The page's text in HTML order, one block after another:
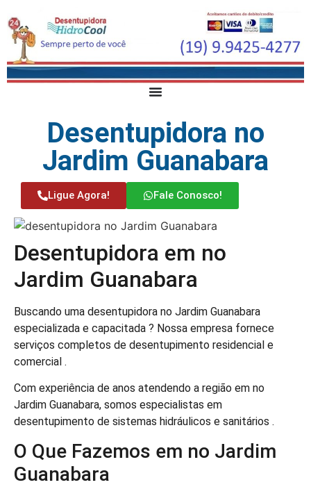
Desentupidora no
Jardim Guanabara
Ligue Agora! Fale Conosco!
Desentupidora em no
Jardim Guanabara
Buscando uma desentupidora no Jardim Guanabara
especializada e capacitada ? Nossa empresa fornece
serviços completos de desentupimento residencial e
comercial .
Com experiência de anos atendendo a região em no
Jardim Guanabara, somos especialistas em
desentupimento de sistemas hidráulicos e sanitários .
O Que Fazemos em no Jardim
Guanabara